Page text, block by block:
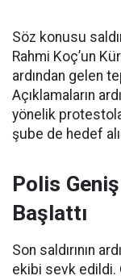
Söz konusu
Rahmi Koç’un
ardından gelen
Açıklamaların
yönelik
şube de hedef
Polis
Başlattı
Son saldırının
ekibi sevk edildi.